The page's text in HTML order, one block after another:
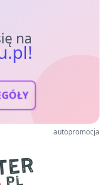
na
autopromocja